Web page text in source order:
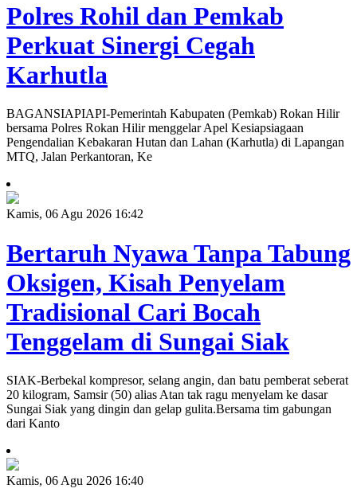
Polres Rohil dan Pemkab
Perkuat Sinergi Cegah
Karhutla
BAGANSIAPIAPI-Pemerintah Kabupaten (Pemkab) Rokan Hilir
bersama Polres Rokan Hilir menggelar Apel Kesiapsiagaan
Pengendalian Kebakaran Hutan dan Lahan (Karhutla) di Lapangan
MTQ, Jalan Perkantoran, Ke
Kamis, 06 Agu 2026 16:42
Bertaruh Nyawa Tanpa Tabung
Oksigen, Kisah Penyelam
Tradisional Cari Bocah
Tenggelam di Sungai Siak
SIAK-Berbekal kompresor, selang angin, dan batu pemberat seberat
20 kilogram, Samsir (50) alias Atan tak ragu menyelam ke dasar
Sungai Siak yang dingin dan gelap gulita.Bersama tim gabungan
dari Kanto
Kamis, 06 Agu 2026 16:40